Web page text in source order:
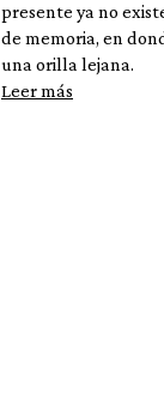
presente ya no
de memoria, en
una orilla lejana.
Leer más